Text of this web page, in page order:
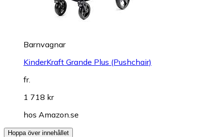
Barnvagnar
KinderKraft Grande Plus (Pushchair)
fr.
1 718 kr
hos Amazon.se
Hoppa över innehållet